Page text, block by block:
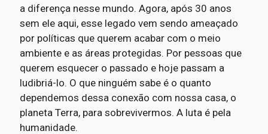
a diferença nesse mundo. Agora, após 30 anos
sem ele aqui, esse legado vem sendo ameaçado
por políticas que querem acabar com o meio
ambiente e as áreas protegidas. Por pessoas que
querem esquecer o passado e hoje passam a
ludibriá-lo. O que ninguém sabe é o quanto
dependemos dessa conexão com nossa casa, o
planeta Terra, para sobrevivermos. A luta é pela
humanidade.